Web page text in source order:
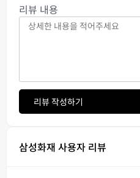
리뷰 내용
리뷰 작성하기
삼성화재 사용자 리뷰